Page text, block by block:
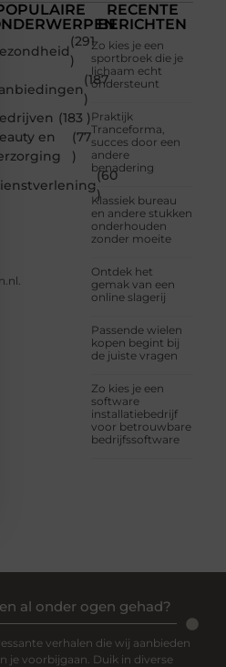
(291
)
(187
)
(183 )
en
(77
)
(60
)
RECENTE
BERICHTEN
Zo kies je een
sportbroek die je
lichaam echt
ondersteunt
Praktijk
Tranceforma,
succes door een
andere
benadering
Klassiek bureau
en andere stukken
onderhouden
zonder moeite
Ontdek het
gemak van een
online slagerij
Passende wielen
kopen begint bij
de juiste vragen
Zo kies je een
software
installatiebedrijf
voor betrouwbare
bedrijfssoftware
al onder ogen gehad?
verhalen die wij aanbieden
je voorbijgaan. Duik in diverse